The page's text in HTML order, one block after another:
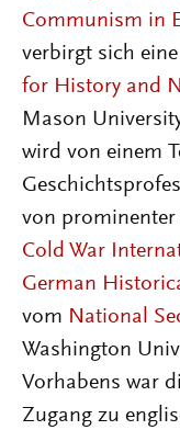
Communism in
verbirgt sich
for History and
Mason
wird von einem
von prominenter
Cold War
German
vom National
Washington
Vorhabens war
Zugang zu